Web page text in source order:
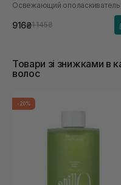
916₴1 145₴
Товари зі знижками в
волос
-20%